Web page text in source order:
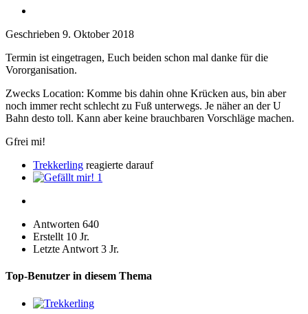
Geschrieben 9. Oktober 2018
Termin ist eingetragen, Euch beiden schon mal danke für die
Vororganisation.
Zwecks Location: Komme bis dahin ohne Krücken aus, bin aber
noch immer recht schlecht zu Fuß unterwegs. Je näher an der U
Bahn desto toll. Kann aber keine brauchbaren Vorschläge machen.
Gfrei mi!
Trekkerling reagierte darauf
1
Antworten 640
Erstellt 10 Jr.
Letzte Antwort 3 Jr.
Top-Benutzer in diesem Thema